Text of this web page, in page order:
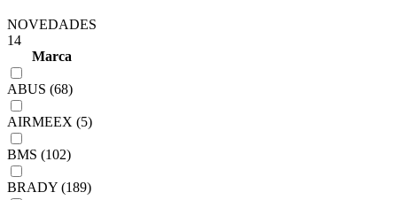
NOVEDADES
14
Marca
ABUS (68)
AIRMEEX (5)
BMS (102)
BRADY (189)